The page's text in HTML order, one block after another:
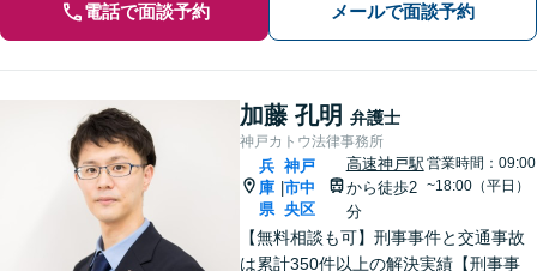
電話で面談予約 メールで面談予約
加藤 孔明 弁護士
神戸カトウ法律事務所
兵
庫
県
神戸
市中
央区
高速神戸駅
から徒歩2
分
営業時間：09:00
~18:00（平日）
【無料相談も可】刑事事件と交通事故
は累計350件以上の解決実績【刑事事